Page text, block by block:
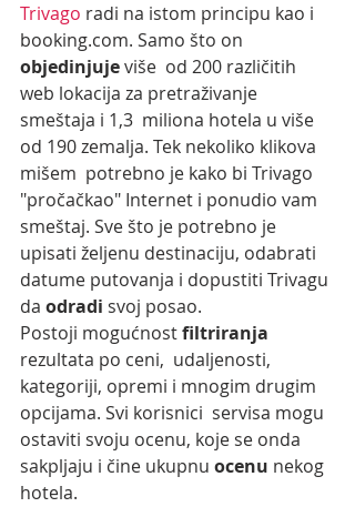
Trivago radi na istom principu kao i
booking.com. Samo što on
objedinjuje više  od 200 različitih
web lokacija za pretraživanje
smeštaja i 1,3  miliona hotela u više
od 190 zemalja. Tek nekoliko klikova
mišem  potrebno je kako bi Trivago
"pročačkao" Internet i ponudio vam
smeštaj. Sve što je potrebno je
upisati željenu destinaciju, odabrati
datume putovanja i dopustiti Trivagu
da odradi svoj posao.
Postoji mogućnost filtriranja
rezultata po ceni,  udaljenosti,
kategoriji, opremi i mnogim drugim
opcijama. Svi korisnici  servisa mogu
ostaviti svoju ocenu, koje se onda
sakpljaju i čine ukupnu ocenu nekog
hotela.